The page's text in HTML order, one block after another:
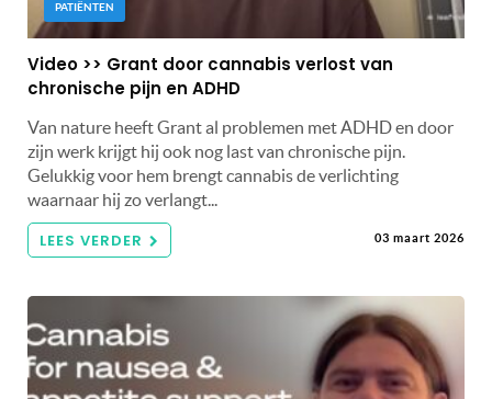
PATIËNTEN
Video >> Grant door cannabis verlost van
chronische pijn en ADHD
Van nature heeft Grant al problemen met ADHD en door
zijn werk krijgt hij ook nog last van chronische pijn.
Gelukkig voor hem brengt cannabis de verlichting
waarnaar hij zo verlangt...
LEES VERDER 03 maart 2026